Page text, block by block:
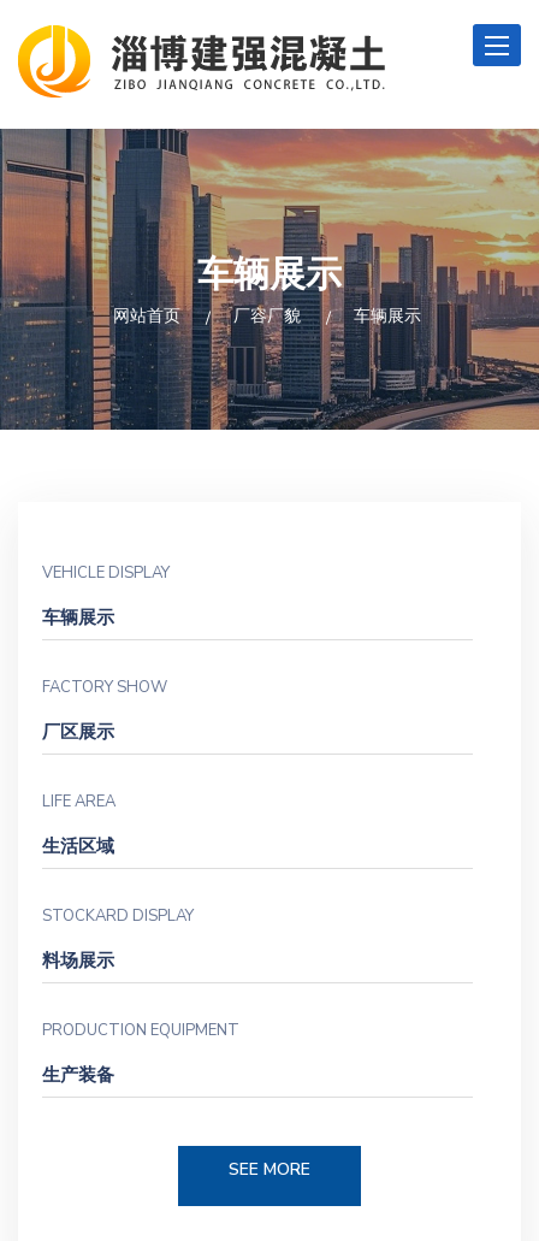
Toggle
车辆展示
网站首页 厂容厂貌 车辆展示
VEHICLE DISPLAY
车辆展示
FACTORY SHOW
厂区展示
LIFE AREA
生活区域
STOCKARD DISPLAY
料场展示
PRODUCTION EQUIPMENT
生产装备
SEE MORE